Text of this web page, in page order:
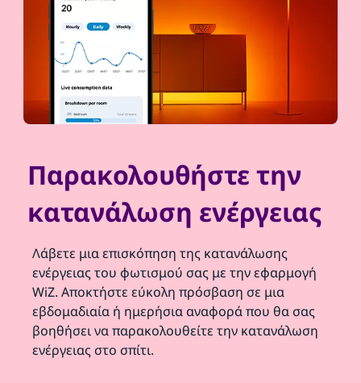
Παρακολουθήστε την
κατανάλωση ενέργειας
Λάβετε μια επισκόπηση της κατανάλωσης
ενέργειας του φωτισμού σας με την εφαρμογή
WiZ. Αποκτήστε εύκολη πρόσβαση σε μια
εβδομαδιαία ή ημερήσια αναφορά που θα σας
βοηθήσει να παρακολουθείτε την κατανάλωση
ενέργειας στο σπίτι.